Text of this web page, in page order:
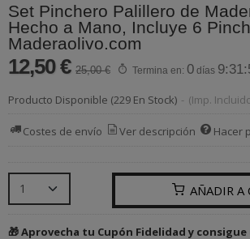
Set Pinchero Palillero de
Hecho a Mano, Incluye 6
Maderaolivo.com
12,50 € 25,00 € Termina en: 0 días
Producto Disponible (229 En Stock) - (Imp.
Costes de envío Ver descripción Hacer
AÑADIR A
🎁 Aprovecha tu Cupón Fidelidad y consigue